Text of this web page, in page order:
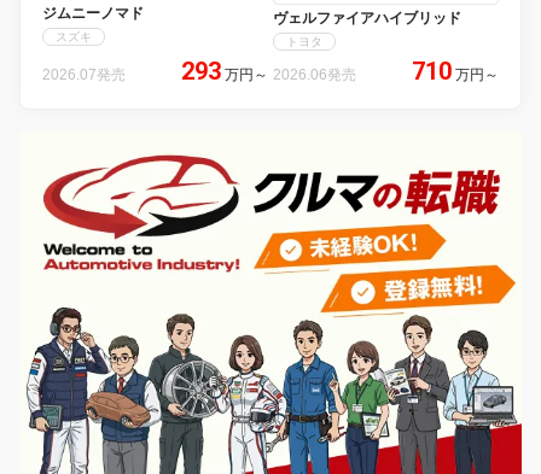
ジムニーノマド
スズキ
2026.07発売 293 万円 ～
ヴェルファイアハイブリッド
トヨタ
2026.06発売 710 万円 ～